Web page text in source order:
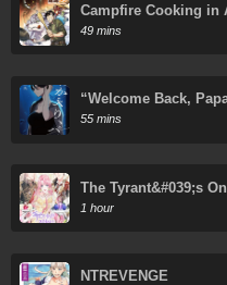
Campfire Cooking in
Absurd Skill
49 mins
“Welcome Back,
55 mins
The Tyrant&#039;s
1 hour
NTREVENGE